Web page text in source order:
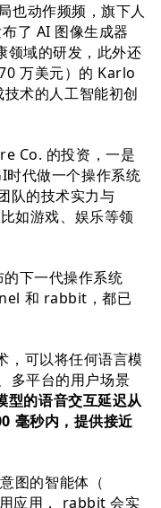
也动作频频，旗下人
了 AI 图像生成器
领域的研发，此外还
万美元）的 Karlo
术的人工智能初创
Co. 的投资，一是
时代做一个操作系统
队的技术实力与
如游戏、娱乐等领
下一代操作系统
和 rabbit，都已
，可以将任何语言模
多平台的用户场景
的语音交互延迟从
毫秒内，提供接近
图的智能体（
应用， rabbit 会实